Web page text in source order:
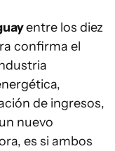
entre los diez
confirma el
de ingresos,
nuevo
es si ambos